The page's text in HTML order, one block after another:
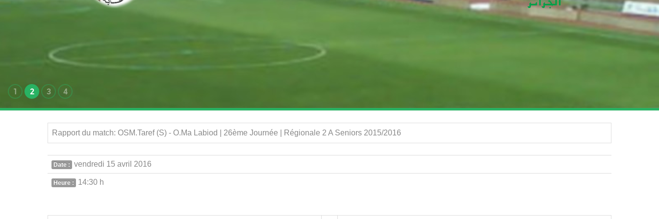
1 2 3 4
Rapport du match: OSM.Taref (S) - O.Ma Labiod | 26ème Journée | Régionale 2 A Seniors 2015/2016
Date : vendredi 15 avril 2016
Heure : 14:30 h